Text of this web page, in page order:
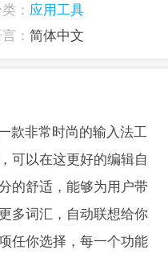
： 应用工具
： 简体中文
非常时尚的输入法工
可以在这更好的编辑自
的舒适，能够为用户带
多词汇，自动联想给你
任你选择，每一个功能